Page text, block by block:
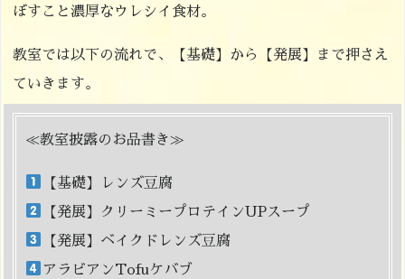
ぼすこと濃厚なウレシイ食材。
教室では以下の流れで、【基礎】から【発展】まで押さえ
ていきます。
≪教室披露のお品書き≫
【基礎】レンズ豆腐
【発展】クリーミープロテインUPスープ
【発展】ベイクドレンズ豆腐
アラビアンTofuケバブ